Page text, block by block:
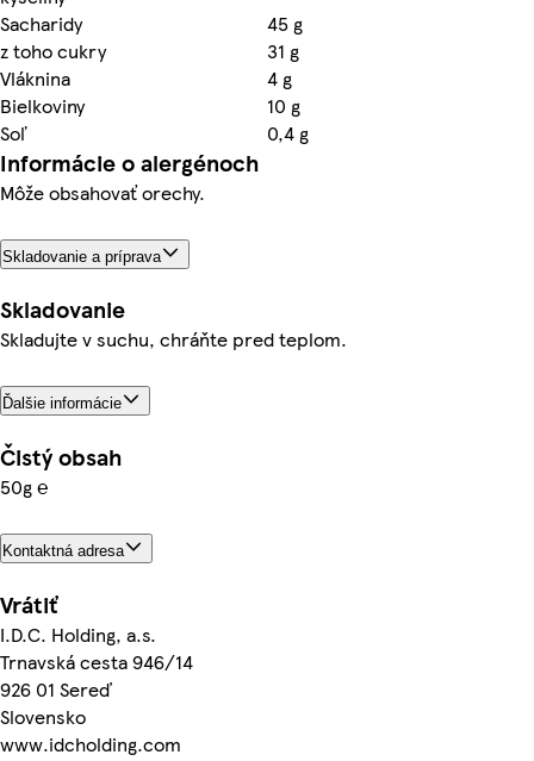
Sacharidy
45 g
z toho cukry
31 g
Vláknina
4 g
Bielkoviny
10 g
Soľ
0,4 g
Informácie o alergénoch
Môže obsahovať orechy.
Skladovanie a príprava
Skladovanie
Skladujte v suchu, chráňte pred teplom.
Ďalšie informácie
Čistý obsah
50g ℮
Kontaktná adresa
Vrátiť
I.D.C. Holding, a.s.
Trnavská cesta 946/14
926 01 Sereď
Slovensko
www.idcholding.com